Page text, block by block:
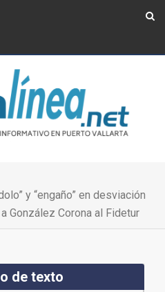
y “engaño” en desviación
González Corona al Fidetur
de texto